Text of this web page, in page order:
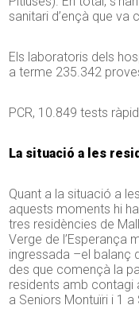
sanitari d’ençà que va
Els laboratoris dels
a terme 235.342
PCR, 10.849 tests
La situació a les
Quant a la situació a
aquests moments hi ha
tres residències de
Verge de l’Esperança
ingressada –el balanç
des que començà la
residents amb contagi
a Seniors Montuïri i 1